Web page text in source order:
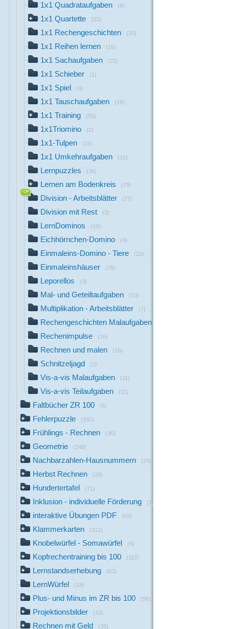
1x1 Quadrataufgaben (6)
1x1 Quartette (32)
1x1 Rechengeschichten (25)
1x1 Reihen lernen (16)
1x1 Sachaufgaben (23)
1x1 Schieber (1)
1x1 Spiel (4)
1x1 Tauschaufgaben (19)
1x1 Training (55)
1x1Triomino (2)
1x1-Tulpen (23)
1x1 Umkehraufgaben (15)
Lernpuzzles (36)
Lernen am Bodenkreis (79)
Division - Arbeitsblätter (27)
Division mit Rest (3)
LernDominos (10)
Eichhörnchen-Domino (4)
Einmaleins-Domino - Tiere (22)
Einmaleinshäuser (28)
Leporellos (3)
Mal- und Geteiltaufgaben (10)
Multiplikation - Arbeitsblätter (7)
Rechengeschichten Malaufgaben
Rechenimpulse (16)
Rechnen und malen (10)
Schnitzeljagd (2)
Vis-a-vis Malaufgaben (11)
Vis-a-vis Teilaufgaben (11)
Faltbücher ZR 100 (5)
Fehlerpuzzle (392)
Frühlings - Rechnen (36)
Geometrie (248)
Nachbarzahlen-Hausnummern (24)
Herbst Rechnen (28)
Hundertertafel (71)
Inklusion - individuelle Förderung (13)
interaktive Übungen PDF (69)
Klammerkarten (312)
Knobelwürfel - Somawürfel (6)
Kopfrechentraining bis 100 (112)
Lernstandserhebung (63)
LernWürfel (18)
Plus- und Minus im ZR bis 100 (96)
Projektionsbilder (10)
Rechnen mit Geld (38)